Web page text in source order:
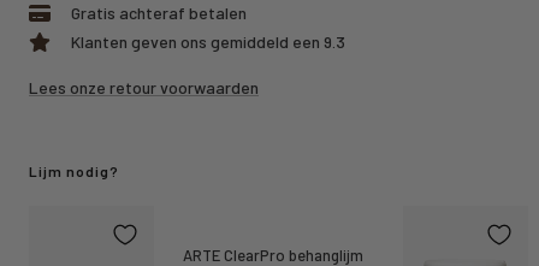
Gratis achteraf betalen
Klanten geven ons gemiddeld een 9.3
Lees onze retour voorwaarden
Lijm nodig?
ARTE ClearPro behanglijm